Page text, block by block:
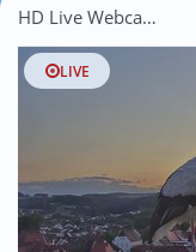
HD Live Webcams Buchenöd
LIVE